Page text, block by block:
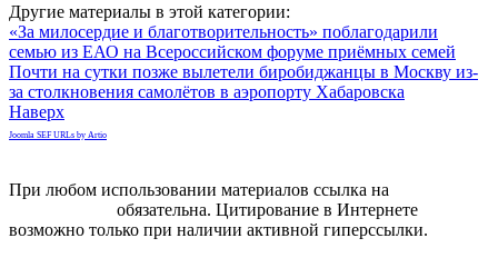
Другие материалы в этой категории:
«За милосердие и благотворительность» поблагодарили
семью из ЕАО на Всероссийском форуме приёмных семей
Почти на сутки позже вылетели биробиджанцы в Москву из-
за столкновения самолётов в аэропорту Хабаровска
Наверх
Joomla SEF URLs by Artio
При любом использовании материалов ссылка на
обязательна. Цитирование в Интернете
возможно только при наличии активной гиперссылки.